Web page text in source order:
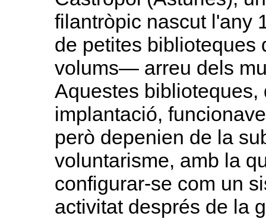
filantròpic nascut l'any
de petites
volums— arreu dels
Aquestes
implantació,
però depenien de la
voluntarisme, amb la
configurar-se com un
activitat després de la